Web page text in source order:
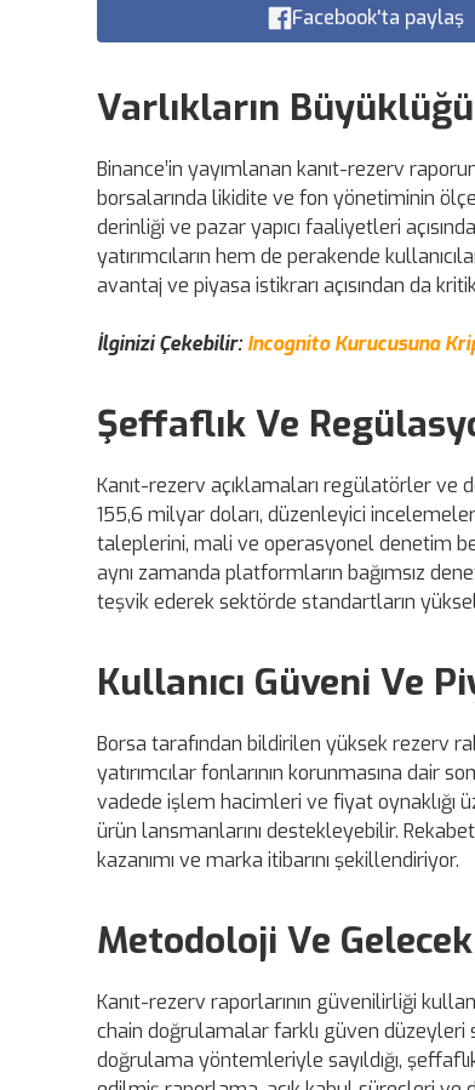
Facebook'ta paylaş
Varlıkların
Binance’in yayımlanan kanıt-rezerv
borsalarında likidite ve fon yönetiminin
derinliği ve pazar yapıcı faaliyetleri
yatırımcıların hem de perakende
avantaj ve piyasa istikrarı açısından da
İlginizi Çekebilir:Incognito Kurucusuna
Şeffaflık Ve
Kanıt-rezerv açıklamaları regülatörler ve
155,6 milyar doları, düzenleyici
taleplerini, mali ve operasyonel denetim
aynı zamanda platformların bağımsız
teşvik ederek sektörde standartların
Kullanıcı Güveni Ve
Borsa tarafından bildirilen yüksek rezerv
yatırımcılar fonlarının korunmasına dair
vadede işlem hacimleri ve fiyat oynaklığı
ürün lansmanlarını destekleyebilir.
kazanımı ve marka itibarını şekillendiriyor.
Metodoloji Ve
Kanıt-rezerv raporlarının güvenilirliği
chain doğrulamalar farklı güven düzeyleri
doğrulama yöntemleriyle sayıldığı,